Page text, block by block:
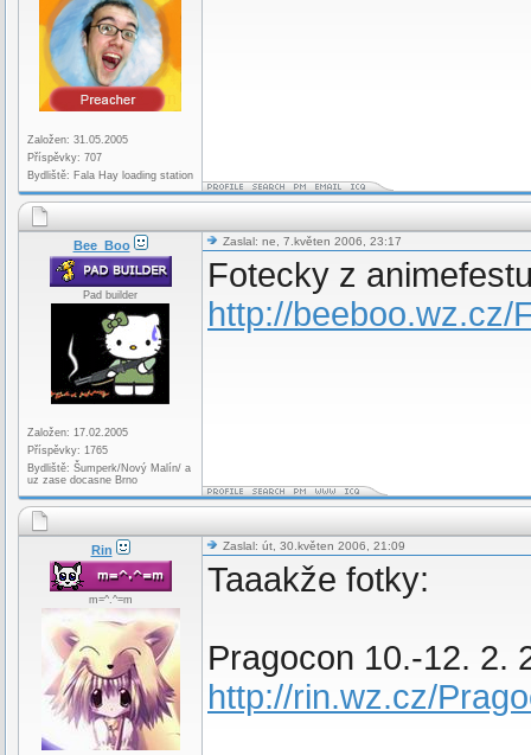
Založen: 31.05.2005
Příspěvky: 707
Bydliště: Fala Hay loading station
Bee_Boo
Pad builder
Založen: 17.02.2005
Příspěvky: 1765
Bydliště: Šumperk/Nový Malín/ a
uz zase docasne Brno
Zaslal: ne, 7.květen 2006, 23:17
Fotecky z
http://beeboo.wz.cz/
Rin
m=^.^=m
Zaslal: út, 30.květen 2006, 21:09
Taaakže fotky:
Pragocon 10.-12. 2.
http://rin.wz.cz/